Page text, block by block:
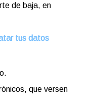
de baja, en
tus datos
que versen